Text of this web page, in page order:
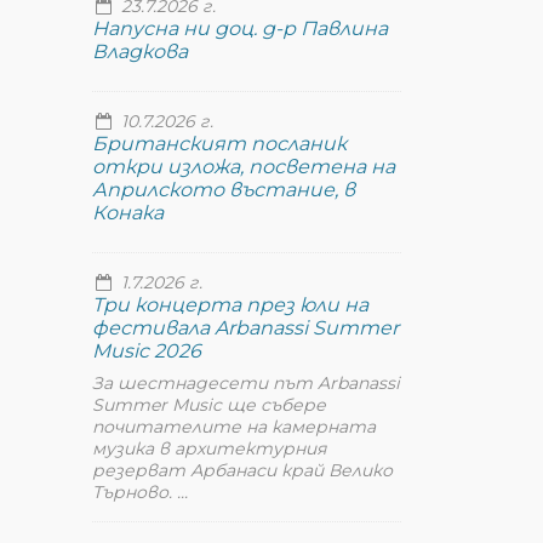
23.7.2026 г.
Напусна ни доц. д-р Павлина
Владкова
10.7.2026 г.
Британският посланик
откри изложа, посветена на
Априлското въстание, в
Конака
1.7.2026 г.
Три концерта през юли на
фестивала Arbanassi Summer
Music 2026
За шестнадесети път Arbanassi
Summer Music ще събере
почитателите на камерната
музика в архитектурния
резерват Арбанаси край Велико
Търново. ...